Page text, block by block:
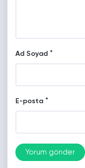
Ad Soyad *
E-posta *